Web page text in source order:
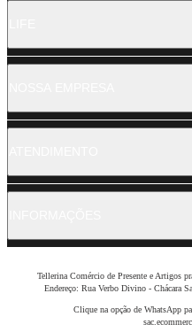
Tellerina Comércio de Presente e Artigos
Endereço: Rua Verbo Divino - Chácara
Clique na opção de WhatsApp